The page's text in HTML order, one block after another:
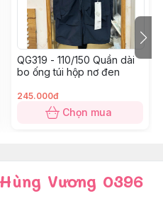
QG319 - 110/150 Quần dài
bo ống túi hộp nơ đen
245.000đ
Chọn mua
Vương 0396